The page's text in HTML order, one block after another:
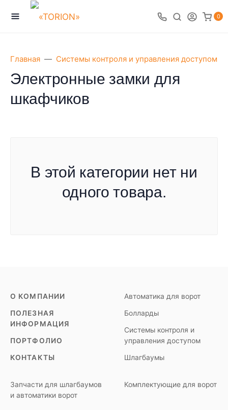
0
Главная Системы контроля и управления доступом
Электронные замки для
шкафчиков
В этой категории нет ни
одного товара.
О КОМПАНИИ
ПОЛЕЗНАЯ
ИНФОРМАЦИЯ
ПОРТФОЛИО
КОНТАКТЫ
Автоматика для ворот
Болларды
Системы контроля и
управления доступом
Шлагбаумы
Запчасти для шлагбаумов
и автоматики ворот
Комплектующие для ворот